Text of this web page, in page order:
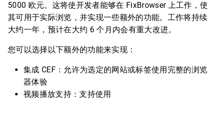
5000 欧元。这将使开发者能够在 FixBrowser 上工作，使
其可用于实际浏览，并实现一些额外的功能。工作将持续
大约一年，预计在大约 6 个月内会有重大改进。
您可以选择以下额外的功能来实现：
集成 CEF：允许为选定的网站或标签使用完整的浏览
器体验
视频播放支持：支持使用